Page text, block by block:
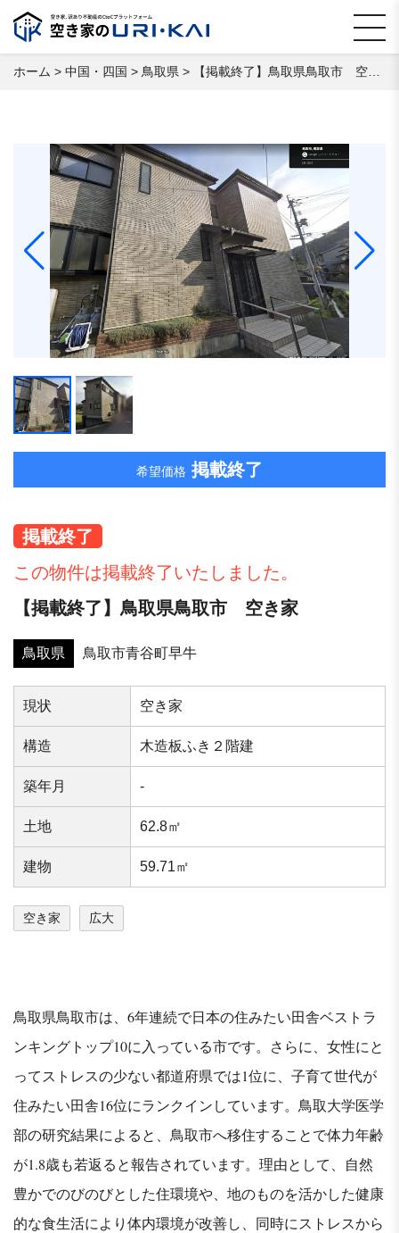
ホーム > 中国・四国 > 鳥取県 > 【掲載終了】鳥取県鳥取市 空き家
希望価格 掲載終了
掲載終了
この物件は掲載終了いたしました。
【掲載終了】鳥取県鳥取市 空き家
鳥取県 鳥取市青谷町早牛
現状 空き家
構造 木造板ふき２階建
築年⽉ -
⼟地 62.8㎡
建物 59.71㎡
空き家 広大
鳥取県鳥取市は、6年連続で日本の住みたい田舎ベストラ
ンキングトップ10に入っている市です。さらに、女性にと
ってストレスの少ない都道府県では1位に、子育て世代が
住みたい田舎16位にランクインしています。鳥取大学医学
部の研究結果によると、鳥取市へ移住することで体力年齢
が1.8歳も若返ると報告されています。理由として、自然
豊かでのびのびとした住環境や、地のものを活かした健康
的な食生活により体内環境が改善し、同時にストレスから